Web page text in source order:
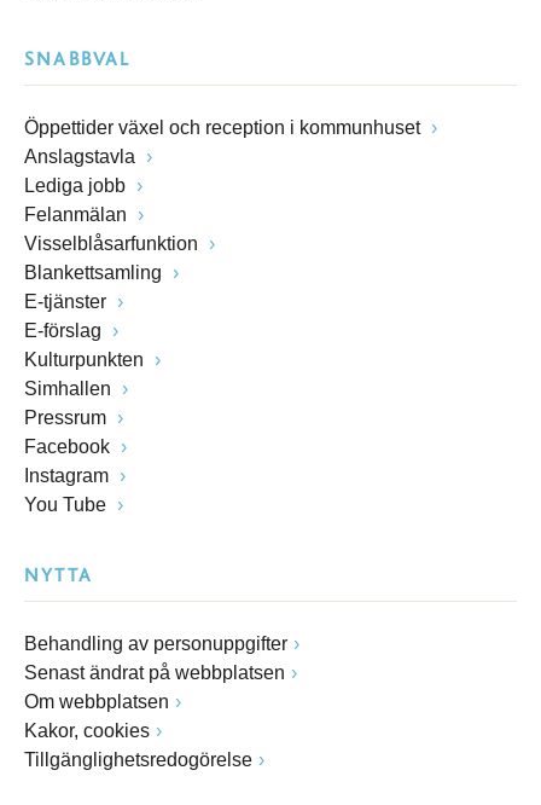
SNABBVAL
Öppettider växel och reception i kommunhuset
Anslagstavla
Lediga jobb
Felanmälan
Visselblåsarfunktion
Blankettsamling
E-tjänster
E-förslag
Kulturpunkten
Simhallen
Pressrum
Facebook
Instagram
You Tube
NYTTA
Behandling av personuppgifter
Senast ändrat på webbplatsen
Om webbplatsen
Kakor, cookies
Tillgänglighetsredogörelse